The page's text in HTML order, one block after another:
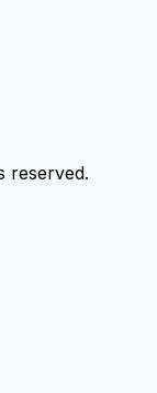
reserved.